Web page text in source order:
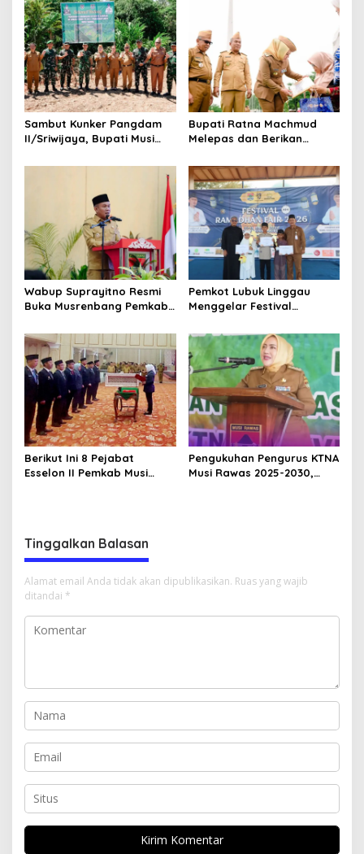
Sambut Kunker Pangdam
II/Sriwijaya, Bupati Musi
Pembangunan Yonif
Bupati Ratna Machmud
Melepas dan Berikan
ASN Purna Tugas Pemkab
Musi Rawas
Wabup Suprayitno Resmi
Buka Musrenbang Pemkab
Pembangunan Daerah
Terencana
Pemkot Lubuk Linggau
Menggelar Festival
Hadirkan Event Bernuansa
Religius
Berikut Ini 8 Pejabat
Esselon II Pemkab Musi
Pengukuhan Pengurus KTNA
Musi Rawas 2025-2030,
Tinggalkan Balasan
Alamat email Anda tidak akan dipublikasikan. Ruas yang wajib
ditandai *